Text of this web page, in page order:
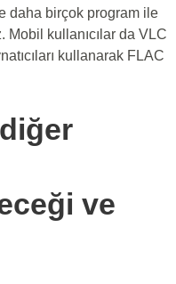
daha birçok program ile
Mobil kullanıcılar da VLC
kullanarak FLAC
ve